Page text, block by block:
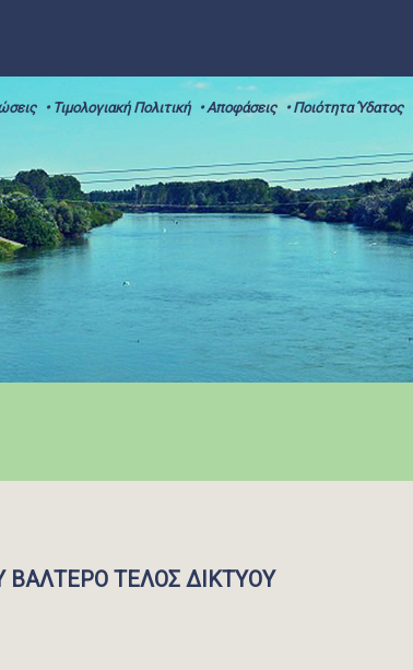
• Τιμολογιακή Πολιτική • Αποφάσεις • Ποιότητα Ύδατος
ΤΕΛΟΣ ΔΙΚΤΥΟΥ